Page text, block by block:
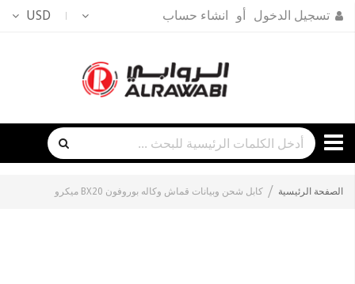
USD تسجيل الدخول انشاء حساب
الصفحة الرئيسية كابل شحن وبيانات قماش وكاله بوروفون BX20 ميكرو